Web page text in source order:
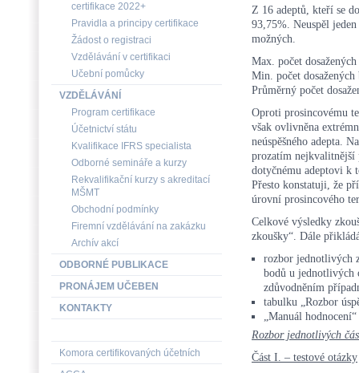
Z 16 adeptů, kteří se
93,75%. Neuspěl
možných.
Max. počet
Min. počet
Průměrný počet
Oproti prosincovému
však ovlivněna
neúspěšného adepta.
prozatím nejkvalitnější
dotyčnému adeptovi k
Přesto konstatuji, že
úrovní prosincového
Celkové výsledky
zkoušky“. Dále
rozbor jednotlivých
bodů u jednotlivých
zdůvodněním
tabulku „Rozbor
„Manuál hodnocení“
Rozbor jednotlivých
Část I. – testové otázky
certifikace 2022+
Pravidla a principy certifikace
Žádost o registraci
Vzdělávání v certifikaci
Učební pomůcky
VZDĚLÁVÁNÍ
Program certifikace
Účetnictví státu
Kvalifikace IFRS specialista
Odborné semináře a kurzy
Rekvalifikační kurzy s akreditací
MŠMT
Obchodní podmínky
Firemní vzdělávání na zakázku
Archív akcí
ODBORNÉ PUBLIKACE
PRONÁJEM UČEBEN
KONTAKTY
Komora certifikovaných účetních